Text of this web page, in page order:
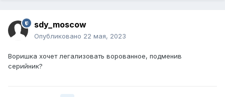
sdy_moscow
Опубликовано 22 мая, 2023
Воришка хочет легализовать ворованное, подменив
серийник?